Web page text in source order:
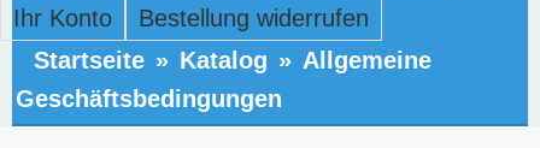
Ihr Konto
Bestellung widerrufen
Startseite » Katalog » Allgemeine
Geschäftsbedingungen